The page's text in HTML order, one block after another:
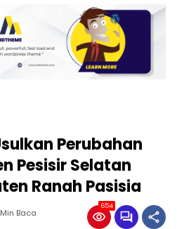
Perubahan
Pesisir Selatan
Ranah Pasisia
Baca
654